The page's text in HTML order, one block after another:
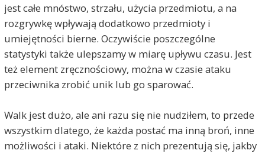
jest całe mnóstwo, strzału, użycia przedmiotu, a na
rozgrywkę wpływają dodatkowo przedmioty i
umiejętności bierne. Oczywiście poszczególne
statystyki także ulepszamy w miarę upływu czasu. Jest
też element zręcznościowy, można w czasie ataku
przeciwnika zrobić unik lub go sparować.
Walk jest dużo, ale ani razu się nie nudziłem, to przede
wszystkim dlatego, że każda postać ma inną broń, inne
możliwości i ataki. Niektóre z nich prezentują się, jakby